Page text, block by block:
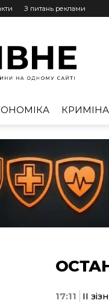
З питань реклами
17:11
ІІ